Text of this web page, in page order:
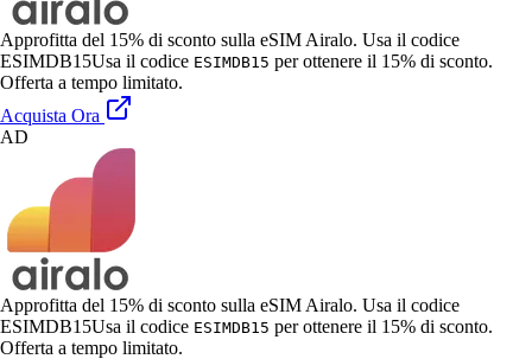
Approfitta del 15% di sconto sulla eSIM Airalo. Usa il codice
ESIMDB15Usa il codice ESIMDB15 per ottenere il 15% di sconto.
Offerta a tempo limitato.
Acquista Ora
AD
Approfitta del 15% di sconto sulla eSIM Airalo. Usa il codice
ESIMDB15Usa il codice ESIMDB15 per ottenere il 15% di sconto.
Offerta a tempo limitato.